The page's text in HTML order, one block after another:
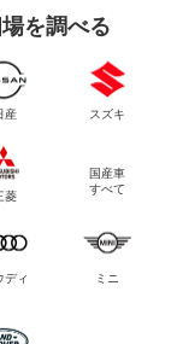
を調べる
産 スズキ
菱
国産車
すべて
ディ ミニ